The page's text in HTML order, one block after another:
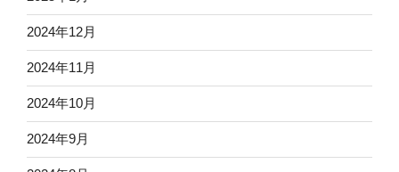
2024年12月
2024年11月
2024年10月
2024年9月